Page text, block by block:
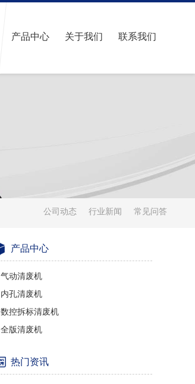
产品中心 关于我们 联系我们
公司动态 行业新闻 常见问答
产品中心
气动清废机
内孔清废机
数控拆标清废机
全版清废机
热门资讯